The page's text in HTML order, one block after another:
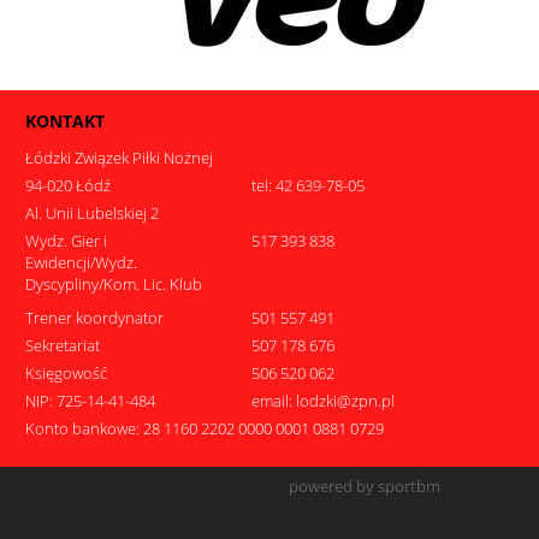
KONTAKT
Łódzki Związek Piłki Nożnej
94-020 Łódź
tel: 42 639-78-05
Al. Unii Lubelskiej 2
Wydz. Gier i
Ewidencji/Wydz.
Dyscypliny/Kom. Lic. Klub
517 393 838
Trener koordynator
501 557 491
Sekretariat
507 178 676
Księgowość
506 520 062
NIP: 725-14-41-484
email: lodzki@zpn.pl
Konto bankowe: 28 1160 2202 0000 0001 0881 0729
powered by sportbm